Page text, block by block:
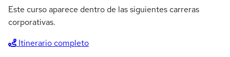
Este curso aparece dentro de las siguientes carreras
corporativas.
Itinerario completo